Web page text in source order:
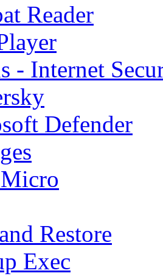
Reader
- Internet
Defender
Restore
Exec